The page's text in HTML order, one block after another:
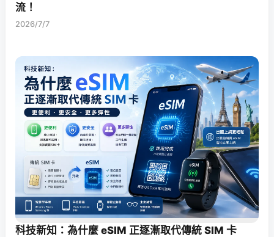
流！
2026/7/7
科技新知：為什麼 eSIM 正逐漸取代傳統 SIM 卡